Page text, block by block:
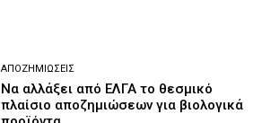
ΑΠΟΖΗΜΙΏΣΕΙΣ
Να αλλάξει από ΕΛΓΑ το θεσμικό
πλαίσιο αποζημιώσεων για βιολογικά